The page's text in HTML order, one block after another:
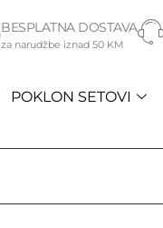
BESPLATNA DOSTAVA
za narudžbe iznad 50 KM
POKLON SETOVI